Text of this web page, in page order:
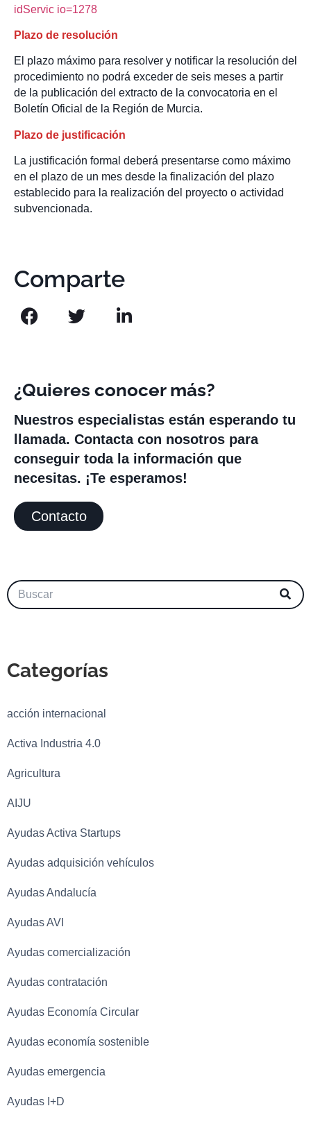
idServic io=1278
Plazo de resolución
El plazo máximo para resolver y notificar la resolución del
procedimiento no podrá exceder de seis meses a partir
de la publicación del extracto de la convocatoria en el
Boletín Oficial de la Región de Murcia.
Plazo de justificación
La justificación formal deberá presentarse como máximo
en el plazo de un mes desde la finalización del plazo
establecido para la realización del proyecto o actividad
subvencionada.
Comparte
¿Quieres conocer más?
Nuestros especialistas están esperando tu
llamada. Contacta con nosotros para
conseguir toda la información que
necesitas. ¡Te esperamos!
Contacto
Categorías
acción internacional
Activa Industria 4.0
Agricultura
AIJU
Ayudas Activa Startups
Ayudas adquisición vehículos
Ayudas Andalucía
Ayudas AVI
Ayudas comercialización
Ayudas contratación
Ayudas Economía Circular
Ayudas economía sostenible
Ayudas emergencia
Ayudas I+D